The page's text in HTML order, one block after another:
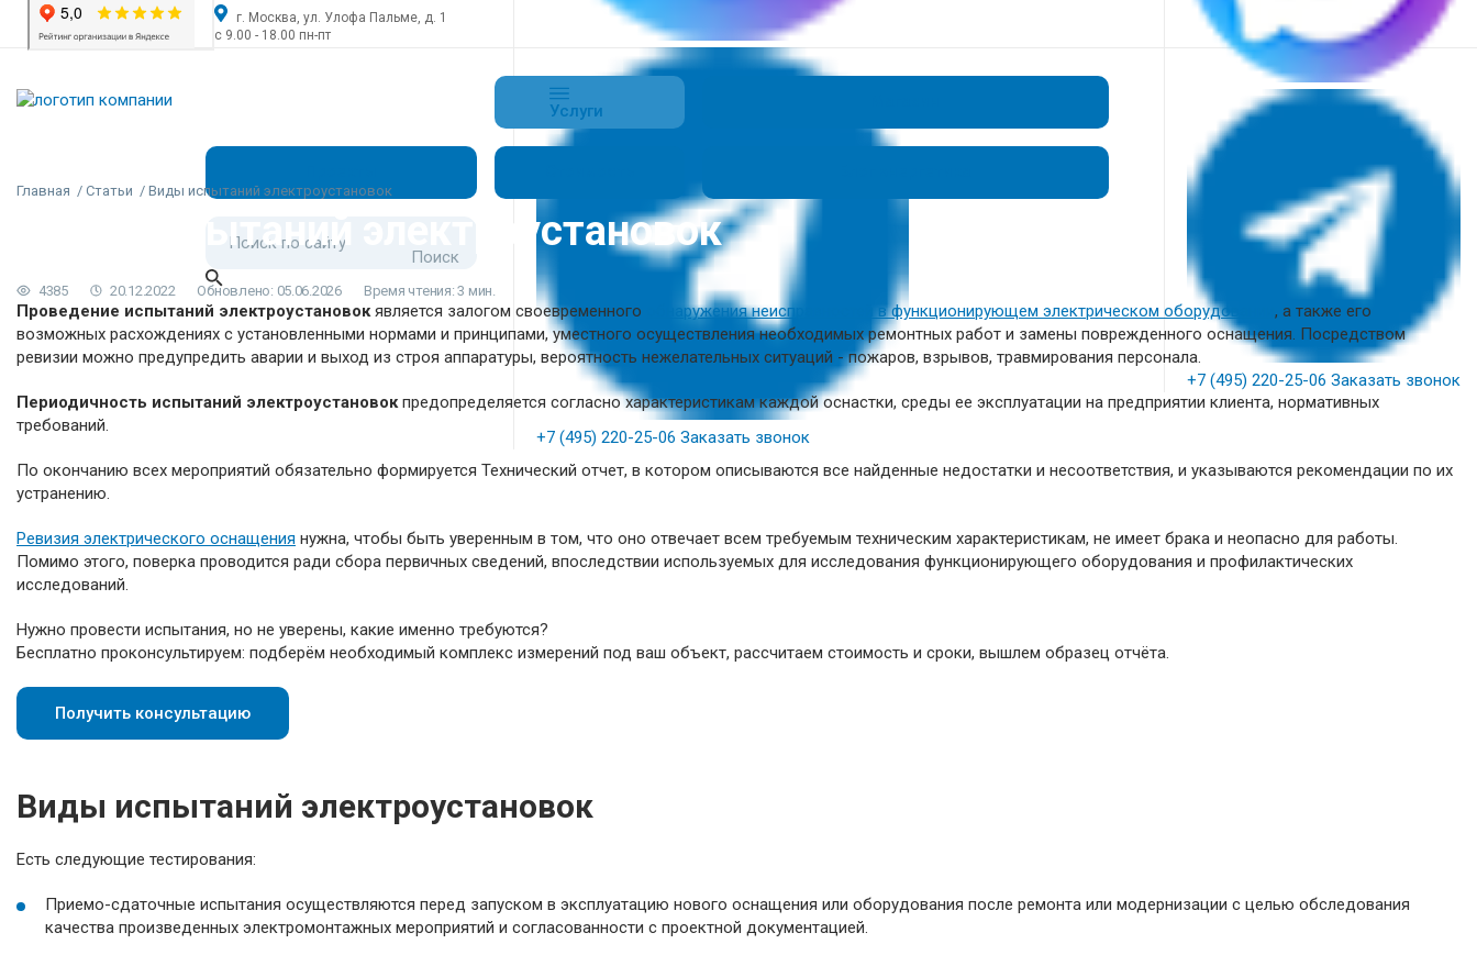
г. Москва, ул. Улофа Пальме, д. 1
с 9.00 - 18.00 пн-пт
+7 (495) 220-25-06 Заказать звонок
Услуги
+7 (495) 220-25-06 Заказать звонок
Главная Статьи Виды испытаний электроустановок
Виды испытаний электроустановок
4385 20.12.2022 Обновлено: 05.06.2026 Время чтения: 3 мин.
Проведение испытаний электроустановокявляется залогом своевременного обнаружения неисправностей в функционирующем электрическом оборудовании , а также его
возможных расхождениях с установленными нормами и принципами, уместного осуществления необходимых ремонтных работ и замены поврежденного оснащения. Посредством
ревизии можно предупредить аварии и выход из строя аппаратуры, вероятность нежелательных ситуаций - пожаров, взрывов, травмирования персонала.
Периодичность испытаний электроустановокпредопределяется согласно характеристикам каждой оснастки, среды ее эксплуатации на предприятии клиента, нормативных
требований.
По окончанию всех мероприятий обязательно формируется Технический отчет, в котором описываются все найденные недостатки и несоответствия, и указываются рекомендации по их
устранению.
Ревизия электрического оснащения нужна, чтобы быть уверенным в том, что оно отвечает всем требуемым техническим характеристикам, не имеет брака и неопасно для работы.
Помимо этого, поверка проводится ради сбора первичных сведений, впоследствии используемых для исследования функционирующего оборудования и профилактических
исследований.
Нужно провести испытания, но не уверены, какие именно требуются?
Бесплатно проконсультируем: подберём необходимый комплекс измерений под ваш объект, рассчитаем стоимость и сроки, вышлем образец отчёта.
Получить консультацию
Виды испытаний электроустановок
Есть следующие тестирования:
Приемо-сдаточные испытания осуществляются перед запуском в эксплуатацию нового оснащения или оборудования после ремонта или модернизации с целью обследования
качества произведенных электромонтажных мероприятий и согласованности с проектной документацией.